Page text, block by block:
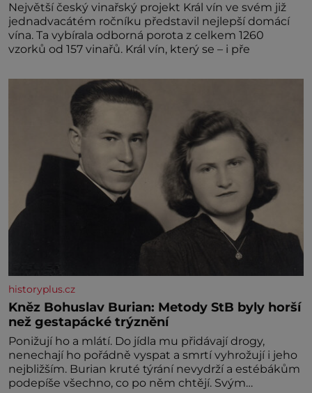
Největší český vinařský projekt Král vín ve svém již
jednadvacátém ročníku představil nejlepší domácí
vína. Ta vybírala odborná porota z celkem 1260
vzorků od 157 vinařů. Král vín, který se – i pře
historyplus.cz
Kněz Bohuslav Burian: Metody StB byly horší
než gestapácké trýznění
Ponižují ho a mlátí. Do jídla mu přidávají drogy,
nenechají ho pořádně vyspat a smrtí vyhrožují i jeho
nejbližším. Burian kruté týrání nevydrží a estébákům
podepíše všechno, co po něm chtějí. Svým